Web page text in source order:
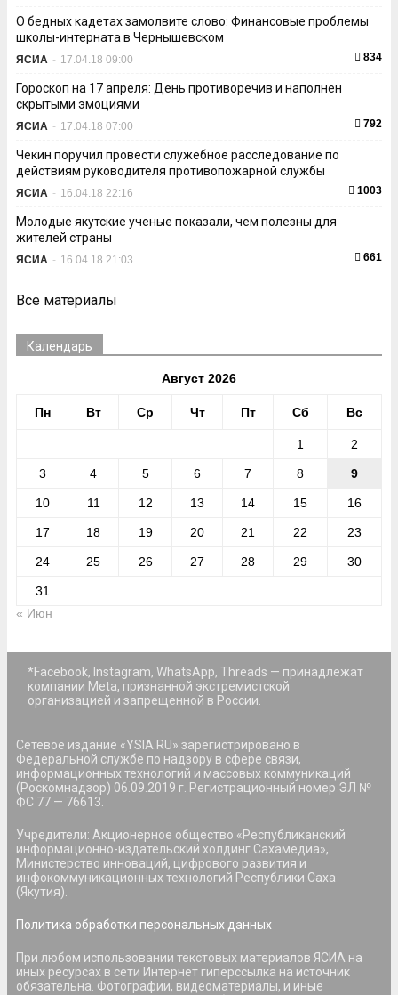
О бедных кадетах замолвите слово: Финансовые проблемы
школы-интерната в Чернышевском
ЯСИА - 17.04.18 09:00 834
Гороскоп на 17 апреля: День противоречив и наполнен
скрытыми эмоциями
ЯСИА - 17.04.18 07:00 792
Чекин поручил провести служебное расследование по
действиям руководителя противопожарной службы
ЯСИА - 16.04.18 22:16 1003
Молодые якутские ученые показали, чем полезны для
жителей страны
ЯСИА - 16.04.18 21:03 661
Все материалы
Календарь
Август 2026
Пн Вт Ср Чт Пт Сб Вс
1 2
3 4 5 6 7 8 9
10 11 12 13 14 15 16
17 18 19 20 21 22 23
24 25 26 27 28 29 30
31
« Июн
*Facebook, Instagram, WhatsApp, Threads — принадлежат
компании Meta, признанной экстремистской
организацией и запрещенной в России.
Сетевое издание «YSIA.RU» зарегистрировано в
Федеральной службе по надзору в сфере связи,
информационных технологий и массовых коммуникаций
(Роскомнадзор) 06.09.2019 г. Регистрационный номер ЭЛ №
ФС 77 — 76613.
Учредители: Акционерное общество «Республиканский
информационно-издательский холдинг Сахамедиа»,
Министерство инноваций, цифрового развития и
инфокоммуникационных технологий Республики Саха
(Якутия).
Политика обработки персональных данных
При любом использовании текстовых материалов ЯСИА на
иных ресурсах в сети Интернет гиперссылка на источник
обязательна. Фотографии, видеоматериалы, и иные